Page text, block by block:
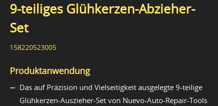
9-teiliges Glühkerzen-Abzieher-
Set
158220523005
Produktanwendung
Das auf Präzision und Vielseitigkeit ausgelegte 9-teilige
Glühkerzen-Auszieher-Set von Nuevo-Auto-Repair-Tools